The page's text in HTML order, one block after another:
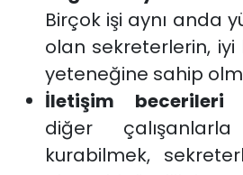
Birçok işi aynı anda
olan sekreterlerin,
yeteneğine sahip
İletişim becerileri
diğer
kurabilmek,